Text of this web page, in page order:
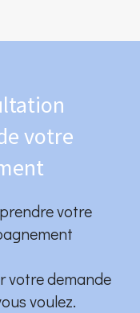
votre
votre
votre demande
voulez.